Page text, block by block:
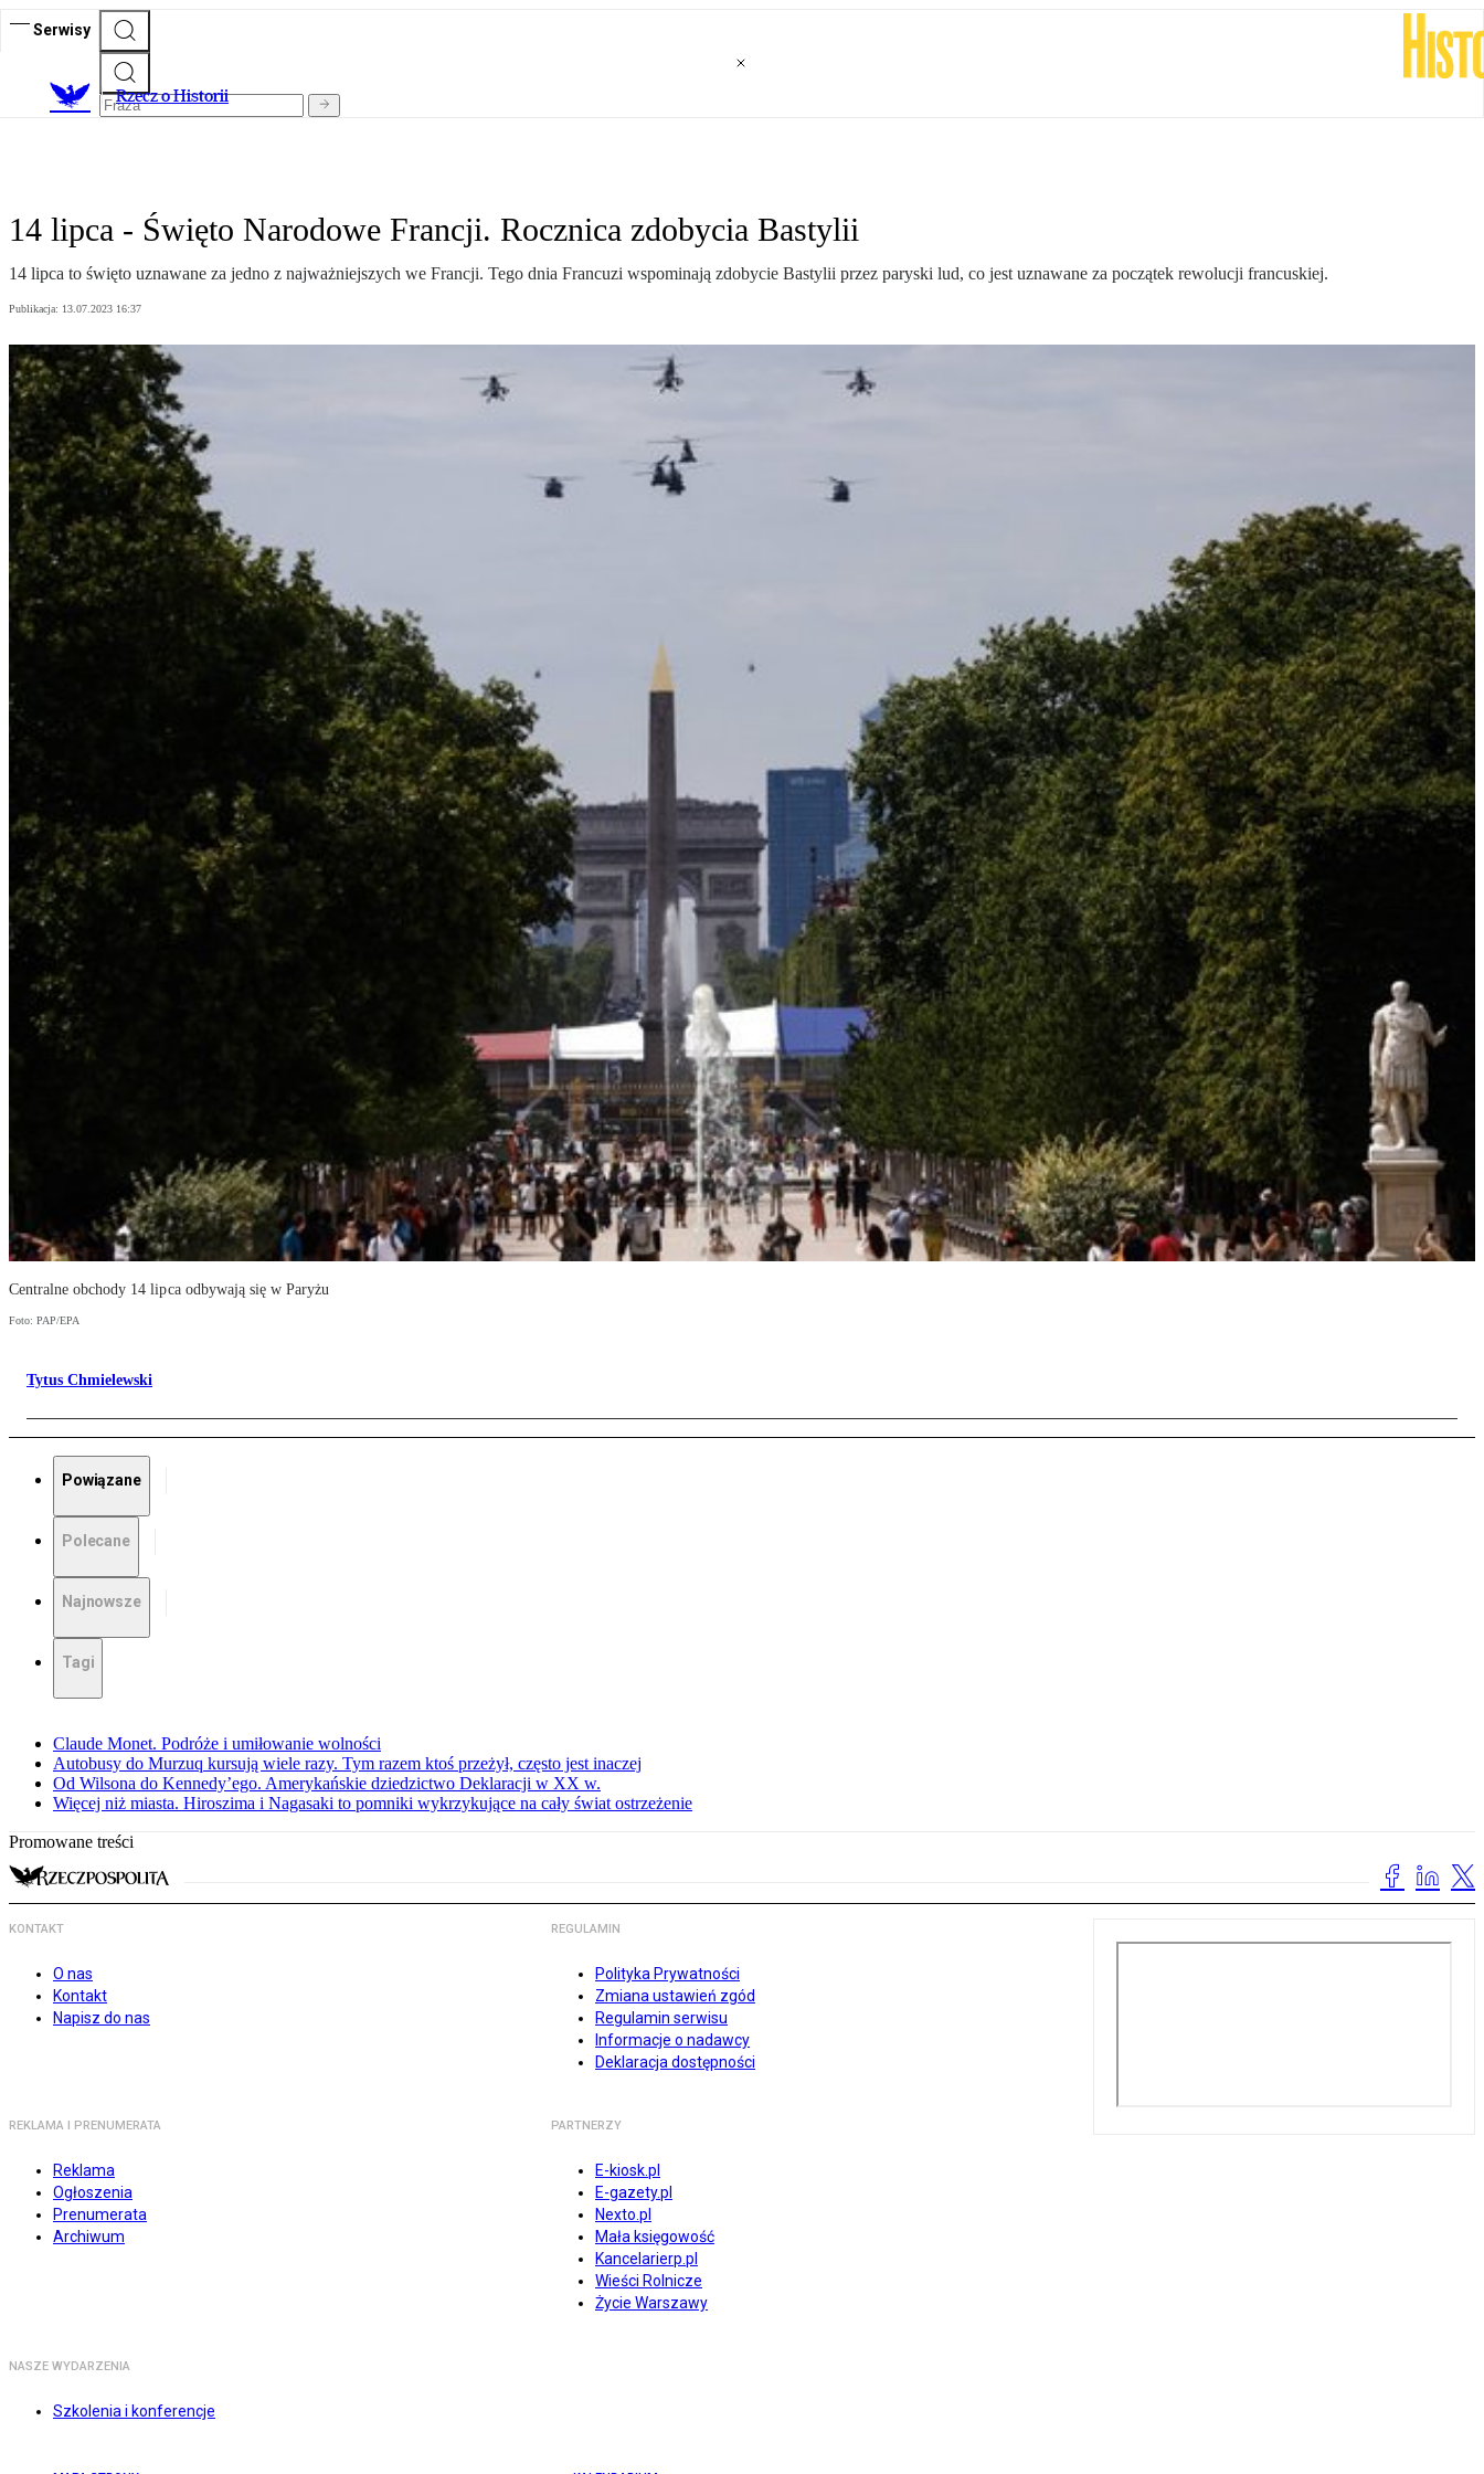
Serwisy
Rzecz o Historii
14 lipca - Święto Narodowe Francji. Rocznica zdobycia Bastylii
14 lipca to święto uznawane za jedno z najważniejszych we Francji. Tego dnia Francuzi wspominają zdobycie Bastylii przez paryski lud, co jest uznawane za początek rewolucji francuskiej.
Publikacja: 13.07.2023 16:37
Centralne obchody 14 lipca odbywają się w Paryżu
Foto: PAP/EPA
Tytus Chmielewski
Powiązane
Polecane
Najnowsze
Tagi
Claude Monet. Podróże i umiłowanie wolności
Autobusy do Murzuq kursują wiele razy. Tym razem ktoś przeżył, często jest inaczej
Od Wilsona do Kennedy’ego. Amerykańskie dziedzictwo Deklaracji w XX w.
Więcej niż miasta. Hiroszima i Nagasaki to pomniki wykrzykujące na cały świat ostrzeżenie
Promowane treści
KONTAKT
O nas
Kontakt
Napisz do nas
REGULAMIN
Polityka Prywatności
Zmiana ustawień zgód
Regulamin serwisu
Informacje o nadawcy
Deklaracja dostępności
REKLAMA I PRENUMERATA
Reklama
Ogłoszenia
Prenumerata
Archiwum
PARTNERZY
E-kiosk.pl
E-gazety.pl
Nexto.pl
Mała księgowość
Kancelarierp.pl
Wieści Rolnicze
Życie Warszawy
NASZE WYDARZENIA
Szkolenia i konferencje